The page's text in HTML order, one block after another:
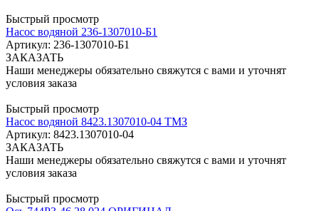
Быстрый просмотр
Насос водяной 236-1307010-Б1
Артикул: 236-1307010-Б1
ЗАКАЗАТЬ
Наши менеджеры обязательно свяжутся с вами и уточнят
условия заказа
Быстрый просмотр
Насос водяной 8423.1307010-04 ТМЗ
Артикул: 8423.1307010-04
ЗАКАЗАТЬ
Наши менеджеры обязательно свяжутся с вами и уточнят
условия заказа
Быстрый просмотр